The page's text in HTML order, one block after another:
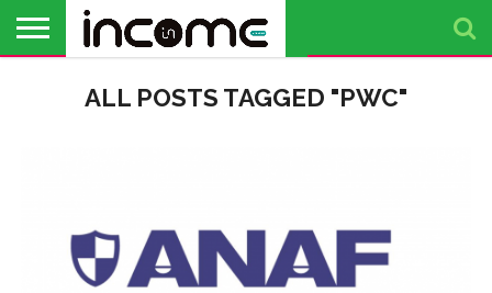
PROFIL DE
ANTREPRENOR
BUSINESS
ANALIZE
OPINII
FINANȚE
PERSONALE
ALL POSTS TAGGED "PWC"